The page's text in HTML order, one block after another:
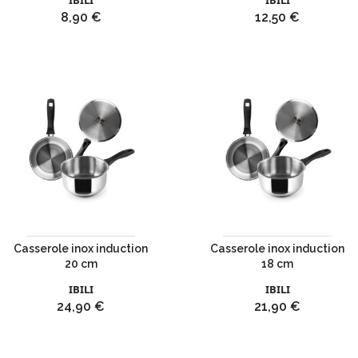
Prix
8,90 € Prix
12,50 €
Casserole inox induction
20 cm
IBILI
Prix
24,90 €
Casserole inox induction
18 cm
IBILI
Prix
21,90 €